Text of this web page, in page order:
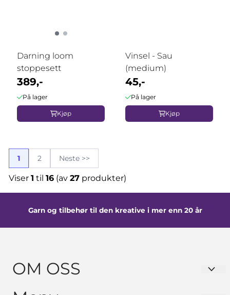
Darning loom
stoppesett
389,-
På lager
Kjøp
Vinsel - Sau
(medium)
45,-
På lager
Kjøp
1 2 Neste >>
Viser 1 til 16(av 27produkter)
Garn og tilbehør til den kreative i mer enn 20 år
OM OSS
GARNKURVEN Hanne Solhaug